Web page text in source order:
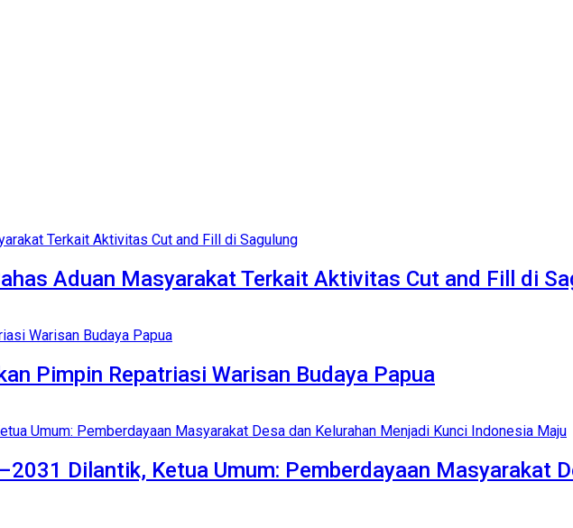
Aduan Masyarakat Terkait Aktivitas Cut and Fill di
Pimpin Repatriasi Warisan Budaya Papua
Dilantik, Ketua Umum: Pemberdayaan Masyarakat